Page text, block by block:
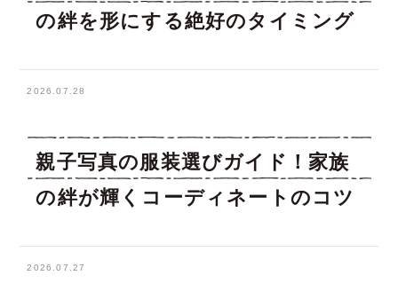
の絆を形にする絶好のタイミング
2026.07.28
親子写真の服装選びガイド！家族
の絆が輝くコーディネートのコツ
2026.07.27